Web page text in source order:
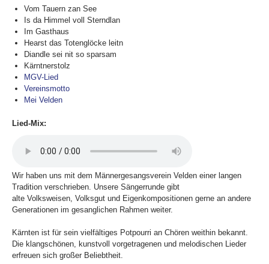
Vom Tauern zan See
Is da Himmel voll Sterndlan
Im Gasthaus
Hearst das Totenglöcke leitn
Diandle sei nit so sparsam
Kärntnerstolz
MGV-Lied
Vereinsmotto
Mei Velden
Lied-Mix:
Wir haben uns mit dem Männergesangsverein Velden einer langen
Tradition verschrieben. Unsere Sängerrunde gibt
alte Volksweisen, Volksgut und Eigenkompositionen gerne an andere
Generationen im gesanglichen Rahmen weiter.
Kärnten ist für sein vielfältiges Potpourri an Chören weithin bekannt.
Die klangschönen, kunstvoll vorgetragenen und melodischen Lieder
erfreuen sich großer Beliebtheit.